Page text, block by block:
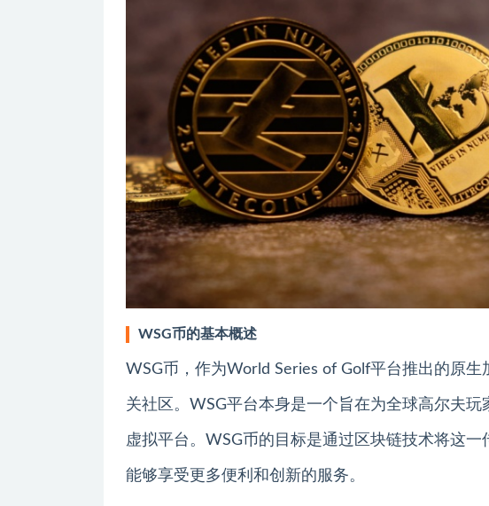
WSG币的基本概述
WSG币，作为World Series of Golf平台推出的原
关社区。WSG平台本身是一个旨在为全球高尔夫
虚拟平台。WSG币的目标是通过区块链技术将这
能够享受更多便利和创新的服务。